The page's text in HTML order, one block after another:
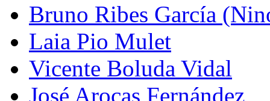
Bruno Ribes García
Laia Pio Mulet
Vicente Boluda Vidal
José Arocas Fernández